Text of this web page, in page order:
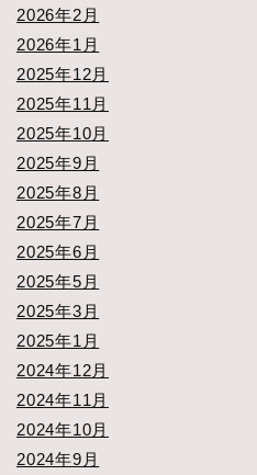
2026年2月
2026年1月
2025年12月
2025年11月
2025年10月
2025年9月
2025年8月
2025年7月
2025年6月
2025年5月
2025年3月
2025年1月
2024年12月
2024年11月
2024年10月
2024年9月